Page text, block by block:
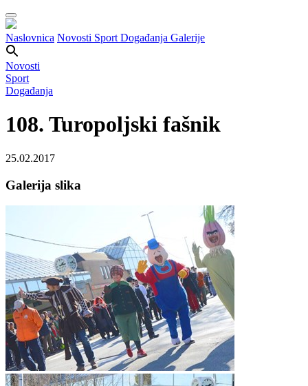
Naslovnica Novosti Sport Događanja Galerije
Novosti
Sport
Događanja
108. Turopoljski fašnik
25.02.2017
Galerija slika